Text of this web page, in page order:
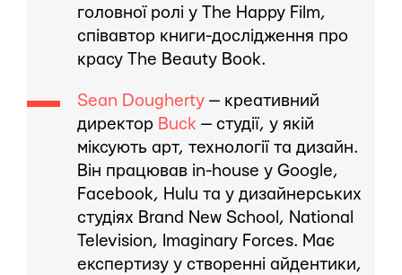
головної ролі у The Happy Film,
співавтор книги-дослідження про
красу The Beauty Book.
Sean Dougherty — креативний
директор Buck — студії, у якій
міксують арт, технології та дизайн.
Він працював in-house у Google,
Facebook, Hulu та у дизайнерських
студіях Brand New School, National
Television, Imaginary Forces. Має
експертизу у створенні айдентики,